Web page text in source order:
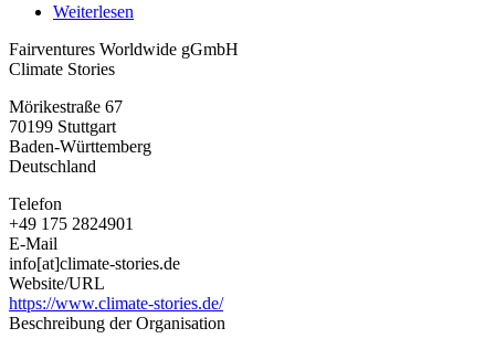
Weiterlesen
Worldwide
Fairventures Worldwide gGmbH
Climate Stories
Mörikestraße 67
70199 Stuttgart
Baden-Württemberg
Deutschland
Telefon
+49 175 2824901
E-Mail
info[at]climate-stories.de
Website/URL
https://www.climate-stories.de/
Beschreibung der Organisation